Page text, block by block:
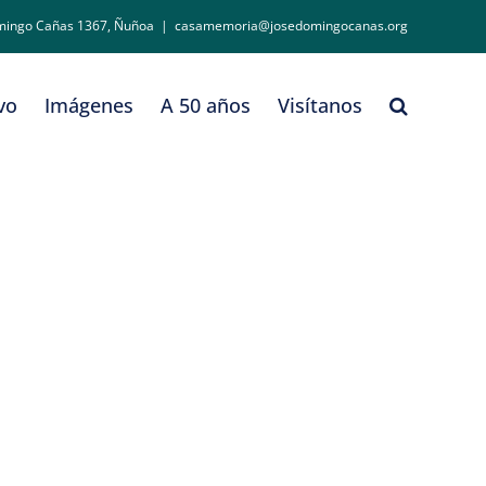
Cañas 1367, Ñuñoa | casamemoria@josedomingocanas.org
Imágenes A 50 años Visítanos